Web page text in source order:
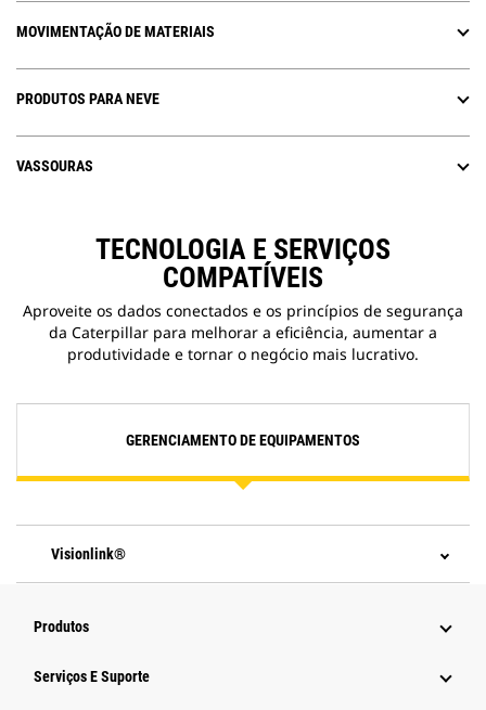
MOVIMENTAÇÃO DE MATERIAIS
PRODUTOS PARA NEVE
VASSOURAS
TECNOLOGIA E SERVIÇOS
COMPATÍVEIS
Aproveite os dados conectados e os princípios de segurança
da Caterpillar para melhorar a eficiência, aumentar a
produtividade e tornar o negócio mais lucrativo.
GERENCIAMENTO DE EQUIPAMENTOS
Visionlink®
Produtos
Serviços E Suporte